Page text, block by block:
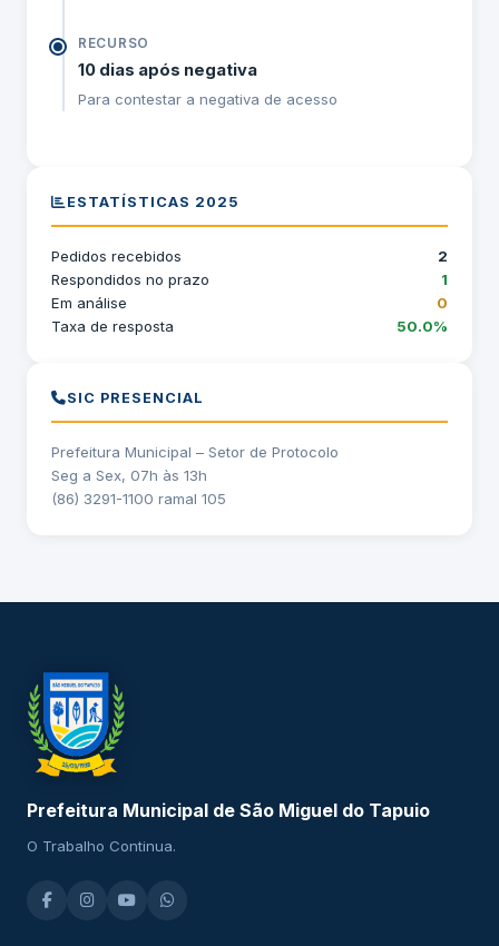
RECURSO
10 dias após negativa
Para contestar a negativa de acesso
ESTATÍSTICAS 2025
Pedidos recebidos
2
Respondidos no prazo
1
Em análise
0
Taxa de resposta
50.0%
SIC PRESENCIAL
Prefeitura Municipal – Setor de Protocolo
Seg a Sex, 07h às 13h
(86) 3291-1100 ramal 105
Prefeitura Municipal de São Miguel do Tapuio
O Trabalho Continua.